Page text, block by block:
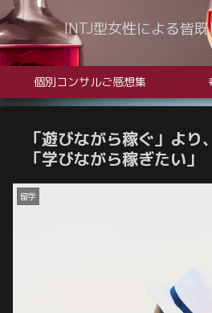
INTJ型女性による皆
個別コンサルご感想集
「遊びながら稼ぐ」より
「学びながら稼ぎたい」
留学